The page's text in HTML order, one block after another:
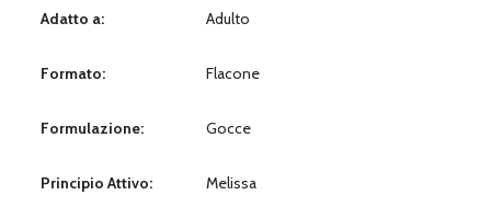
Adatto a: Adulto
Formato: Flacone
Formulazione: Gocce
Principio Attivo: Melissa